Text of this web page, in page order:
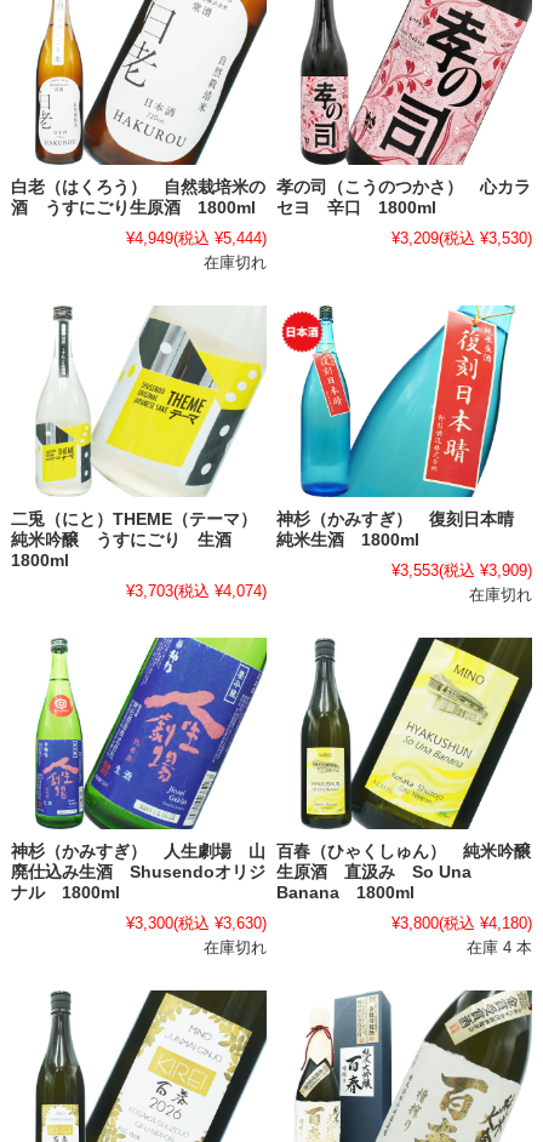
白老（はくろう） 自然栽培米の
酒 うすにごり生原酒 1800ml
¥4,949(税込 ¥5,444)
在庫切れ
孝の司（こうのつかさ） 心カラ
セヨ 辛口 1800ml
¥3,209(税込 ¥3,530)
二兎（にと）THEME（テーマ）
純米吟醸 うすにごり 生酒
1800ml
¥3,703(税込 ¥4,074)
神杉（かみすぎ） 復刻日本晴
純米生酒 1800ml
¥3,553(税込 ¥3,909)
在庫切れ
神杉（かみすぎ） 人生劇場 山
廃仕込み生酒 Shusendoオリジ
ナル 1800ml
¥3,300(税込 ¥3,630)
在庫切れ
百春（ひゃくしゅん） 純米吟醸
生原酒 直汲み So Una
Banana 1800ml
¥3,800(税込 ¥4,180)
在庫 4 本